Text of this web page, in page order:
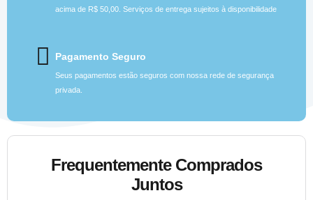
acima de R$ 50,00. Serviços de entrega sujeitos à disponibilidade
Pagamento Seguro
Seus pagamentos estão seguros com nossa rede de segurança
privada.
Frequentemente Comprados
Juntos